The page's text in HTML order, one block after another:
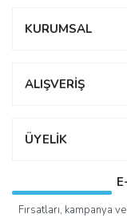
KURUMSAL
ALIŞVERİŞ
ÜYELİK
Fırsatları, kampanya